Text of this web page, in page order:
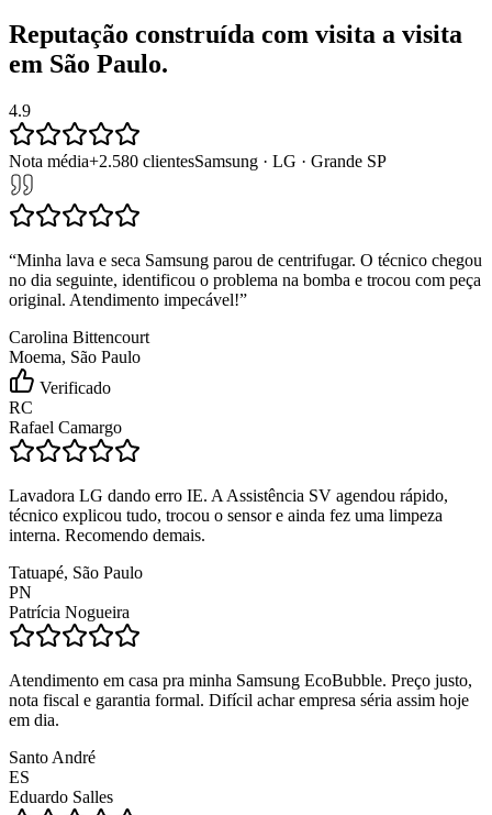
Reputação construída com visita a visita
em São Paulo.
4.9
Nota média+2.580 clientesSamsung · LG · Grande SP
“Minha lava e seca Samsung parou de centrifugar. O técnico chegou
no dia seguinte, identificou o problema na bomba e trocou com peça
original. Atendimento impecável!”
Carolina Bittencourt
Moema, São Paulo
Verificado
RC
Rafael Camargo
Lavadora LG dando erro IE. A Assistência SV agendou rápido,
técnico explicou tudo, trocou o sensor e ainda fez uma limpeza
interna. Recomendo demais.
Tatuapé, São Paulo
PN
Patrícia Nogueira
Atendimento em casa pra minha Samsung EcoBubble. Preço justo,
nota fiscal e garantia formal. Difícil achar empresa séria assim hoje
em dia.
Santo André
ES
Eduardo Salles